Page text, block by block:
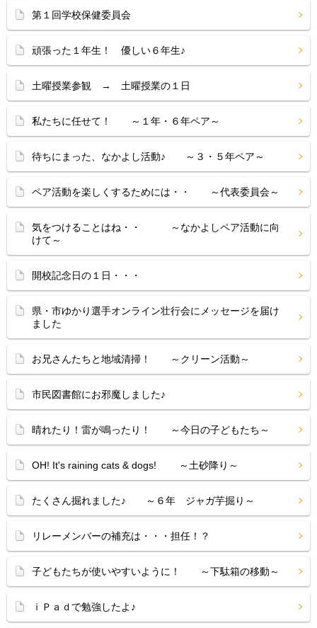
第１回学校保健委員会
頑張った１年生！ 優しい６年生♪
土曜授業参観 → 土曜授業の１日
私たちに任せて！ ～１年・６年ペア～
待ちにまった、なかよし活動♪ ～３・５年ペア～
ペア活動を楽しくするためには・・ ～代表委員会～
気をつけることはね・・ ～なかよしペア活動に向
けて～
開校記念日の１日・・・
県・市ゆかり選手オンライン壮行会にメッセージを届け
ました
お兄さんたちと地域清掃！ ～クリーン活動～
市民図書館にお邪魔しました♪
晴れたり！雷が鳴ったり！ ～今日の子どもたち～
OH! It's raining cats & dogs! ～土砂降り～
たくさん掘れました♪ ～６年 ジャガ芋掘り～
リレーメンバーの補充は・・・担任！？
子どもたちが使いやすいように！ ～下駄箱の移動～
ｉＰａｄで勉強したよ♪